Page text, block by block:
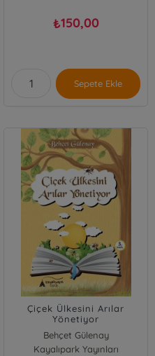
₺150,00
Sepete Ekle
Çiçek Ülkesini Arılar
Yönetiyor
Behçet Gülenay
Kayalıpark Yayınları